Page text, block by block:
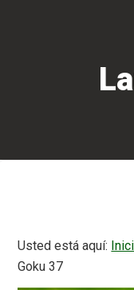
Usted está aquí:
Goku 37